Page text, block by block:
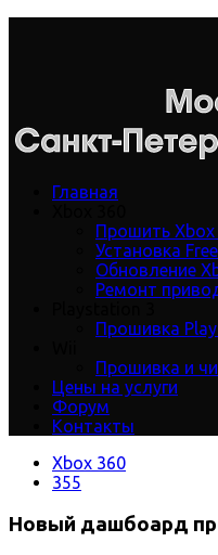
Главная
Прошить Xbox
Установка
Обновление
Ремонт
Прошивка
Прошивка и
Цены на услуги
Форум
Контакты
Xbox 360
355
Новый дашбоард